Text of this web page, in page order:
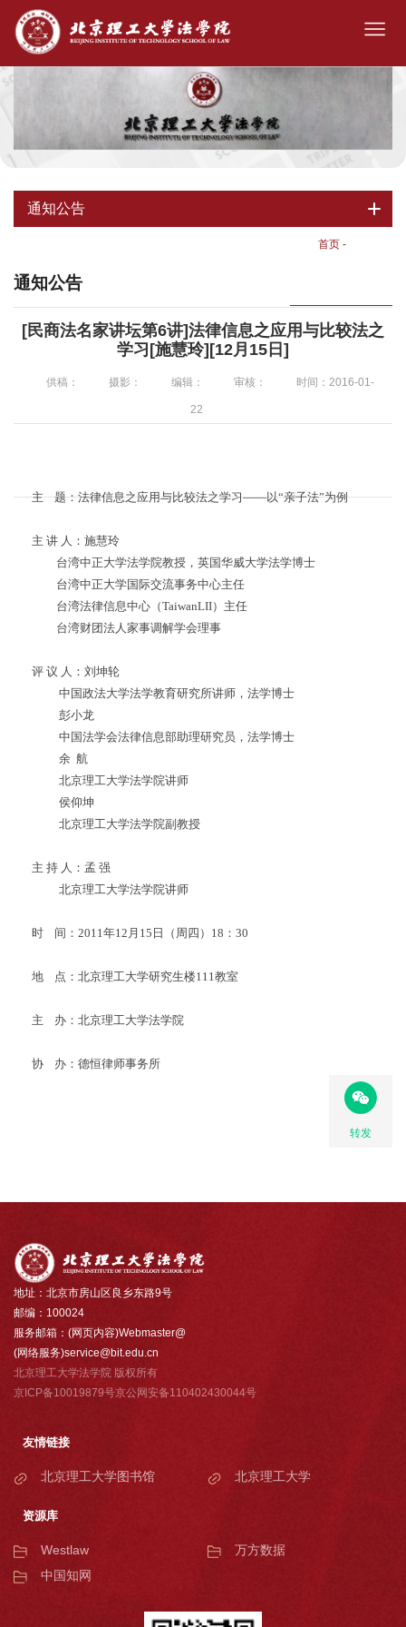
通知公告
首页 -
通知公告
[民商法名家讲坛第6讲]法律信息之应用与比较法之
学习[施慧玲][12月15日]
供稿： 摄影： 编辑： 审核： 时间：2016-01-
22
主 题：法律信息之应用与比较法之学习——以“亲子法”为例
主 讲 人：施慧玲
台湾中正大学法学院教授，英国华威大学法学博士
台湾中正大学国际交流事务中心主任
台湾法律信息中心（TaiwanLII）主任
台湾财团法人家事调解学会理事
评 议 人：刘坤轮
中国政法大学法学教育研究所讲师，法学博士
彭小龙
中国法学会法律信息部助理研究员，法学博士
余 航
北京理工大学法学院讲师
侯仰坤
北京理工大学法学院副教授
主 持 人：孟 强
北京理工大学法学院讲师
时 间：2011年12月15日（周四）18：30
地 点：北京理工大学研究生楼111教室
主 办：北京理工大学法学院
协 办：德恒律师事务所
转发
地址：北京市房山区良乡东路9号
邮编：100024
服务邮箱：(网页内容)Webmaster@
(网络服务)service@bit.edu.cn
北京理工大学法学院 版权所有
京ICP备10019879号京公网安备110402430044号
友情链接
北京理工大学图书馆 北京理工大学
资源库
Westlaw
万方数据
中国知网